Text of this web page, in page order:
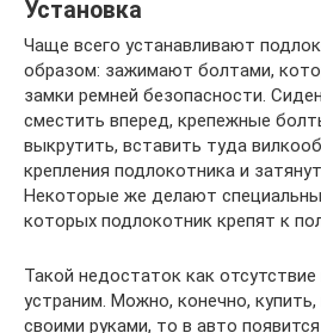
Установка
Чаще всего устанавливают
образом: зажимают болтами,
замки ремней безопасности.
сместить вперед, крепежные
выкрутить, вставить туда
крепления подлокотника и
Некоторые же делают
которых подлокотник крепят к
Такой недостаток как
устраним. Можно, конечно,
своими руками, то в авто